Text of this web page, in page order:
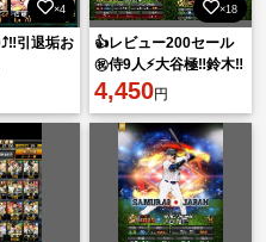
×4
引退垢お
×18
👍レビュー200セール
㊗️侍9人⚡️大谷極‼️鈴木‼️
山本‼️サトテル‼️その他
強キャラ多数S36
4,450円